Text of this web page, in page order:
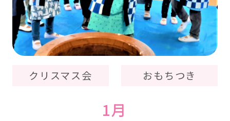
クリスマス会 おもちつき
1月